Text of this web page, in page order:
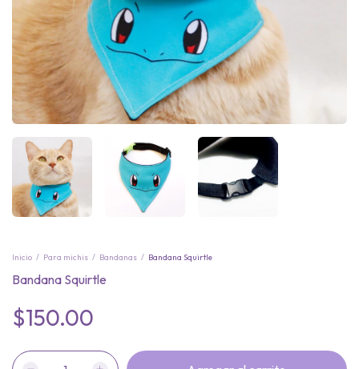
Inicio / Para michis / Bandanas / Bandana Squirtle
Bandana Squirtle
$150.00